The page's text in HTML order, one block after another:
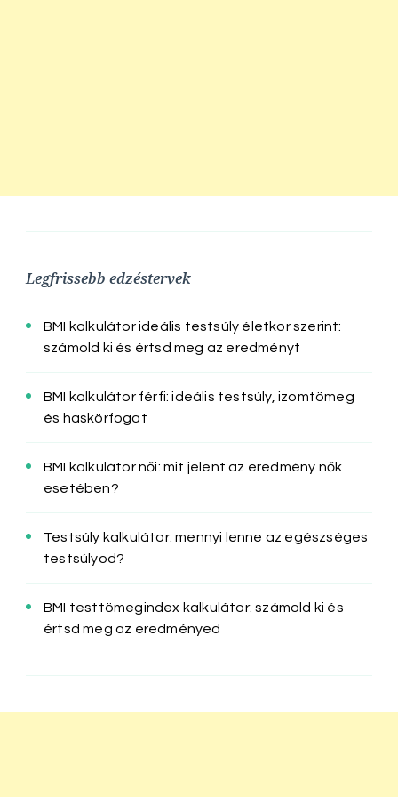
Legfrissebb edzéstervek
BMI kalkulátor ideális testsúly életkor szerint:
számold ki és értsd meg az eredményt
BMI kalkulátor férfi: ideális testsúly, izomtömeg
és haskörfogat
BMI kalkulátor női: mit jelent az eredmény nők
esetében?
Testsúly kalkulátor: mennyi lenne az egészséges
testsúlyod?
BMI testtömegindex kalkulátor: számold ki és
értsd meg az eredményed